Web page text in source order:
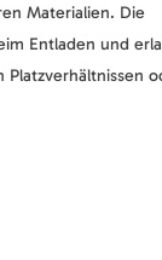
Materialien. Die
Entladen und